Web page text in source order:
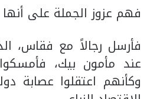
فهم عزوز الجملة على
فأرسل رجالاً مع فقاس،
عند مأمون بيك،
وكأنهم اعتقلوا عصابة